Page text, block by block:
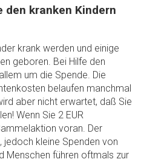
den kranken Kindern
krank werden und einige
geboren. Bei Hilfe den
um die Spende. Die
belaufen manchmal
aber nicht erwartet, daß Sie
Wenn Sie 2 EUR
voran. Der
jedoch kleine Spenden von
Menschen führen oftmals zur